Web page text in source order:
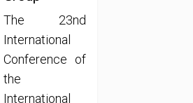
The 23nd
International
Conference of
the
International